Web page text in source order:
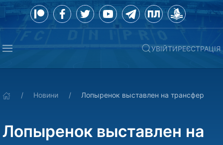
УВІЙТИРЕЄСТРАЦІЯ
Новини Лопыренок выставлен на трансфер
Лопыренок выставлен на